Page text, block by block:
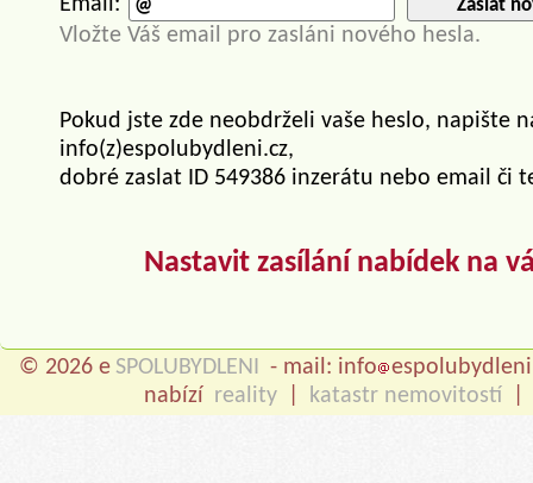
Email: Zaslat
Vložte Váš email pro zasláni nového hesla.
Pokud jste zde neobdrželi vaše heslo, napište
info(z)espolubydleni.cz,
dobré zaslat ID 549386 inzerátu nebo email či
Nastavit zasílání nabídek na
© 2026 e SPOLUBYDLENI - mail: info
nabízí reality katastr nemovitostí